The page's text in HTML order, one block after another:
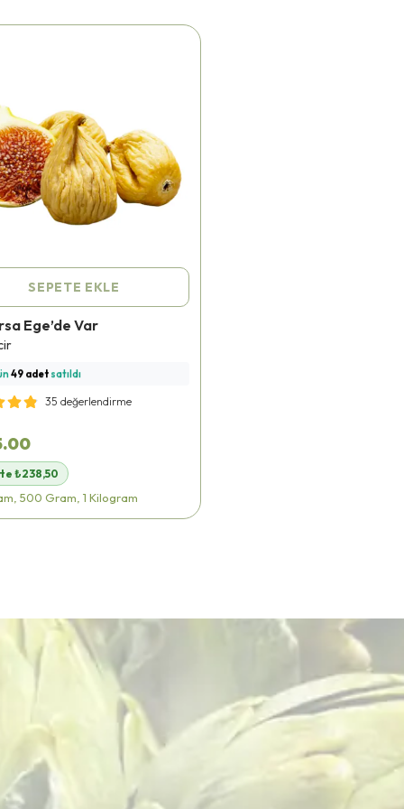
SEPETE EKLE
Ege’de Var
423 kişifavoriledi!
49 adet satıldı
teslimat
yapılıyor!
35 değerlendirme
₺238,50
500 Gram, 1 Kilogram